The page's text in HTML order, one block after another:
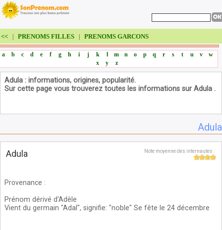
<< PRENOMS FILLES PRENOMS GARCONS
a b c d e f g h i j k l m n o p q r s t u v
w
x
y z
Adula : informations, origines, popularité.
Sur cette page vous trouverez toutes les informations sur Adula .
Adula
Adula Note moyenne des internautes :
Provenance :
Prénom dérivé d'Adèle
Vient du germain "Adal", signifie: "noble" Se fête le 24 décembre